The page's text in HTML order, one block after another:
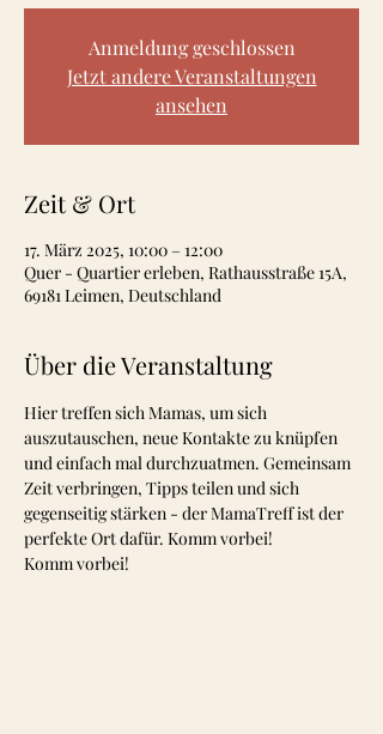
Anmeldung geschlossen
Jetzt andere Veranstaltungen
ansehen
Zeit & Ort
17. März 2025, 10:00 – 12:00
Quer - Quartier erleben, Rathausstraße 15A,
69181 Leimen, Deutschland
Über die Veranstaltung
Hier treffen sich Mamas, um sich
auszutauschen, neue Kontakte zu knüpfen
und einfach mal durchzuatmen. Gemeinsam
Zeit verbringen, Tipps teilen und sich
gegenseitig stärken - der MamaTreff ist der
perfekte Ort dafür. Komm vorbei!
Komm vorbei!